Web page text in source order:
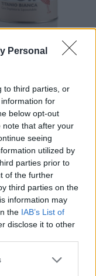
Personal
to third parties, or
for
below opt-out
note that after your
seeing
utilized by
parties prior to
of the further
third parties on the
information may
the IAB’s List of
disclose it to other
12,50€Price
range:
7,00 €
through
12,50 €